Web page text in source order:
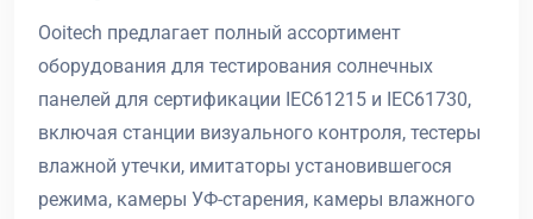
Ooitech предлагает полный ассортимент
оборудования для тестирования солнечных
панелей для сертификации IEC61215 и IEC61730,
включая станции визуального контроля, тестеры
влажной утечки, имитаторы установившегося
режима, камеры УФ-старения, камеры влажного